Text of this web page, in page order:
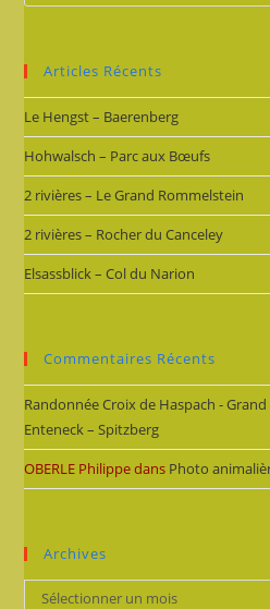
Articles Récents
Le Hengst – Baerenberg
Hohwalsch – Parc aux Bœufs
2 rivières – Le Grand Rommelstein
2 rivières – Rocher du Canceley
Elsassblick – Col du Narion
Commentaires Récents
Randonnée Croix de Haspach -
Enteneck – Spitzberg
OBERLE Philippedans Photo
Archives
Archives
Sélectionner un mois